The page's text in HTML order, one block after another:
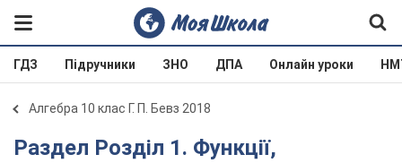
ГДЗ Підручники ЗНО ДПА Онлайн уроки
Алгебра 10 клас Г. П. Бевз 2018
Раздел Розділ 1. Функції,